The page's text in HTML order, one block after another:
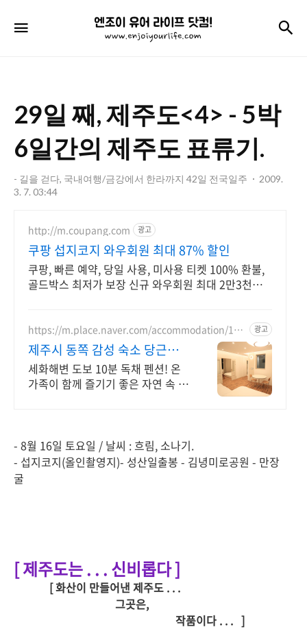
엔
조
어
라
이
프
컴!
29일 째, 제주도<4> - 5박
6일간의 제주도 표류기.
- 길을 걷다, 국내여행/금강에서 한라까지 42일 전국일주
2009.
3. 7. 03:44
http://m.coupang.com 광고
쿠팡 섭지코지 와우회원 최대 87% 할인
쿠팡, 빠른 예약, 당일 사용, 미사용 티켓 100% 환불,
골드박스 최저가 보장 신규 와우회원 최대 2만3천원
https://m.place.naver.com/accommodation/122
6740854
광고
제주시 동쪽 감성 숙소 당근민
박
세화해변 도보 10분 독채 펜션! 온
가족이 함께 즐기기 좋은 자연 속 단
- 8월 16일 토요일 / 날씨 : 흐림, 소나기.
- 섭지코지(올인촬영지)- 성산일출봉 - 김녕미로공원 - 만장
굴
[ 제주도는 . . . 신비롭다 ]
[ 화산이 만들어낸 제주도 . . .
그곳은,
작품이다 . . . ]